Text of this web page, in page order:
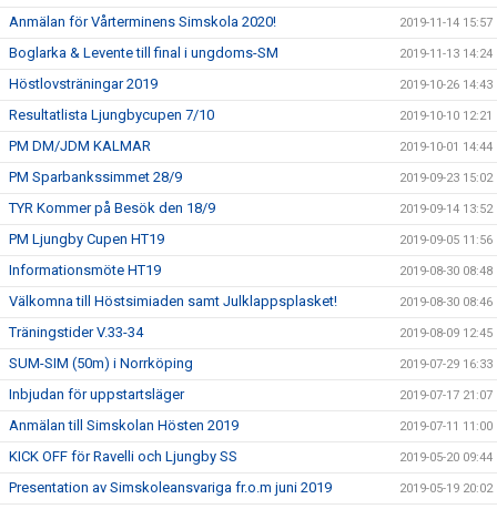
Anmälan för Vårterminens Simskola 2020! 2019-11-14 15:57
Boglarka & Levente till final i ungdoms-SM 2019-11-13 14:24
Höstlovsträningar 2019 2019-10-26 14:43
Resultatlista Ljungbycupen 7/10 2019-10-10 12:21
PM DM/JDM KALMAR 2019-10-01 14:44
PM Sparbankssimmet 28/9 2019-09-23 15:02
TYR Kommer på Besök den 18/9 2019-09-14 13:52
PM Ljungby Cupen HT19 2019-09-05 11:56
Informationsmöte HT19 2019-08-30 08:48
Välkomna till Höstsimiaden samt Julklappsplasket! 2019-08-30 08:46
Träningstider V.33-34 2019-08-09 12:45
SUM-SIM (50m) i Norrköping 2019-07-29 16:33
Inbjudan för uppstartsläger 2019-07-17 21:07
Anmälan till Simskolan Hösten 2019 2019-07-11 11:00
KICK OFF för Ravelli och Ljungby SS 2019-05-20 09:44
Presentation av Simskoleansvariga fr.o.m juni 2019 2019-05-19 20:02